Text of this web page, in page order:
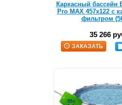
Каркасный бассейн
Pro MAX 457х122 с
фильтром
35 266
ЗАКАЗАТЬ